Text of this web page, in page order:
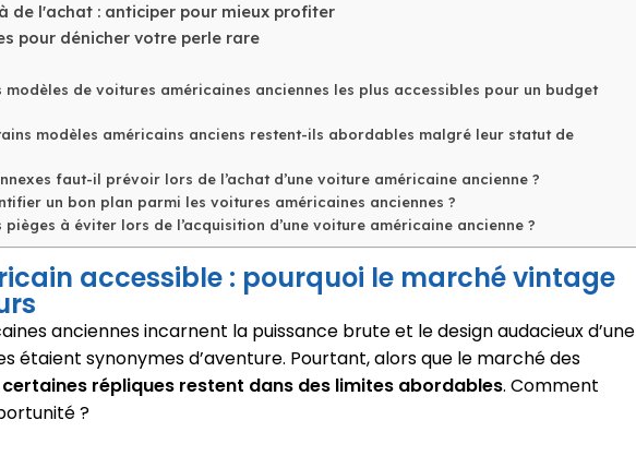
de l'achat : anticiper pour mieux profiter
pour dénicher votre perle rare
modèles de voitures américaines anciennes les plus accessibles pour un budget
modèles américains anciens restent-ils abordables malgré leur statut de
faut-il prévoir lors de l’achat d’une voiture américaine ancienne ?
un bon plan parmi les voitures américaines anciennes ?
pièges à éviter lors de l’acquisition d’une voiture américaine ancienne ?
accessible : pourquoi le marché vintage
anciennes incarnent la puissance brute et le design audacieux d’une
étaient synonymes d’aventure. Pourtant, alors que le marché des
certaines répliques restent dans des limites abordables. Comment
?